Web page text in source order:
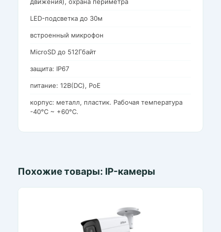
LED-подсветка до 30м
встроенный микрофон
MicroSD до 512Гбайт
защита: IP67
питание: 12В(DC), PoE
корпус: металл, пластик. Рабочая температура
-40°C ~ +60°C.
Похожие товары: IP-камеры